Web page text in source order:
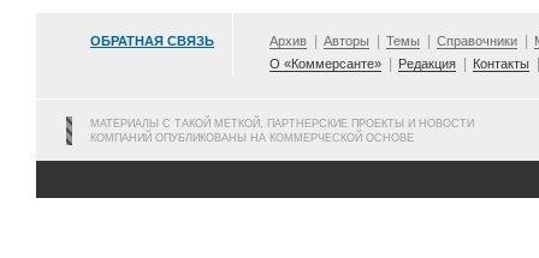
ОБРАТНАЯ СВЯЗЬ Архив Авторы Темы Справочники
О «Коммерсанте»
Редакция Контакты
МАТЕРИАЛЫ С ТАКОЙ МЕТКОЙ, ПАРТНЕРСКИЕ ПРОЕКТЫ И НОВОСТИ
КОМПАНИЙ ОПУБЛИКОВАНЫ НА КОММЕРЧЕСКОЙ ОСНОВЕ